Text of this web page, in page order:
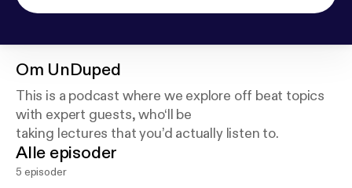
Om UnDuped
This is a podcast where we explore off beat topics
with expert guests, who‘ll be
taking lectures that you’d actually listen to.
Alle episoder
5 episoder